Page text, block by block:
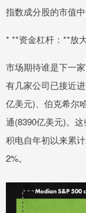
指数成分股的市值中
* **资金杠杆：**放
市场期待谁是下一
有几家公司已接近
亿美元)、伯克希尔
通(8390亿美元)。
积电自年初以来累
2%。